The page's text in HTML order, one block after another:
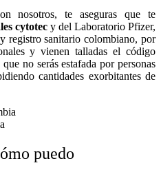
nosotros, te aseguras que te
cytotec y del Laboratorio Pfizer,
registro sanitario colombiano, por
y vienen talladas el código
no serás estafada por personas
cantidades exorbitantes de
puedo